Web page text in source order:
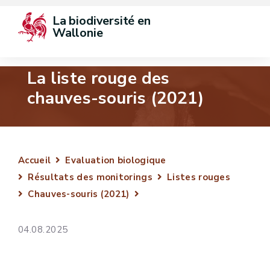
La biodiversité en
Wallonie
La liste rouge des
chauves-souris (2021)
Accueil
Evaluation biologique
Résultats des monitorings
Listes rouges
Chauves-souris (2021)
04.08.2025